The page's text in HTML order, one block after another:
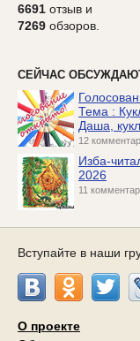
6691 отзыв и
7269 обзоров.
СЕЙЧАС
Тема :
Даша,
12
Изба-
2026
11
Вступайте в наши
О проекте